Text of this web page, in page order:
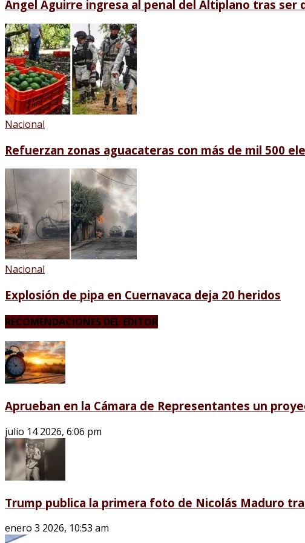
Ángel Aguirre ingresa al penal del Altiplano tras ser
Nacional
Refuerzan zonas aguacateras con más de mil 500
Nacional
Explosión de pipa en Cuernavaca deja 20 heridos
RECOMENDACIONES DEL EDITOR
Aprueban en la Cámara de Representantes un
julio 14 2026, 6:06 pm
Trump publica la primera foto de Nicolás Maduro
enero 3 2026, 10:53 am